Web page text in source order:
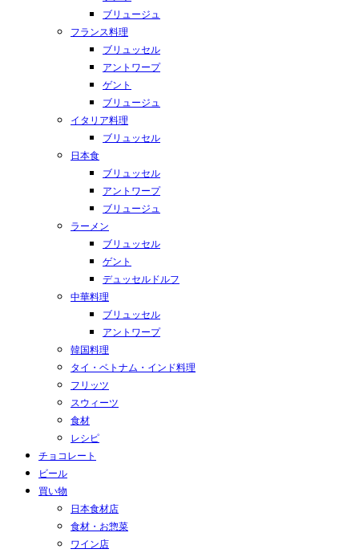
ブリュージュ
フランス料理
ブリュッセル
アントワープ
ゲント
ブリュージュ
イタリア料理
ブリュッセル
日本食
ブリュッセル
アントワープ
ブリュージュ
ラーメン
ブリュッセル
ゲント
デュッセルドルフ
中華料理
ブリュッセル
アントワープ
韓国料理
タイ・ベトナム・インド料理
フリッツ
スウィーツ
食材
レシピ
チョコレート
ビール
買い物
日本食材店
食材・お惣菜
ワイン店